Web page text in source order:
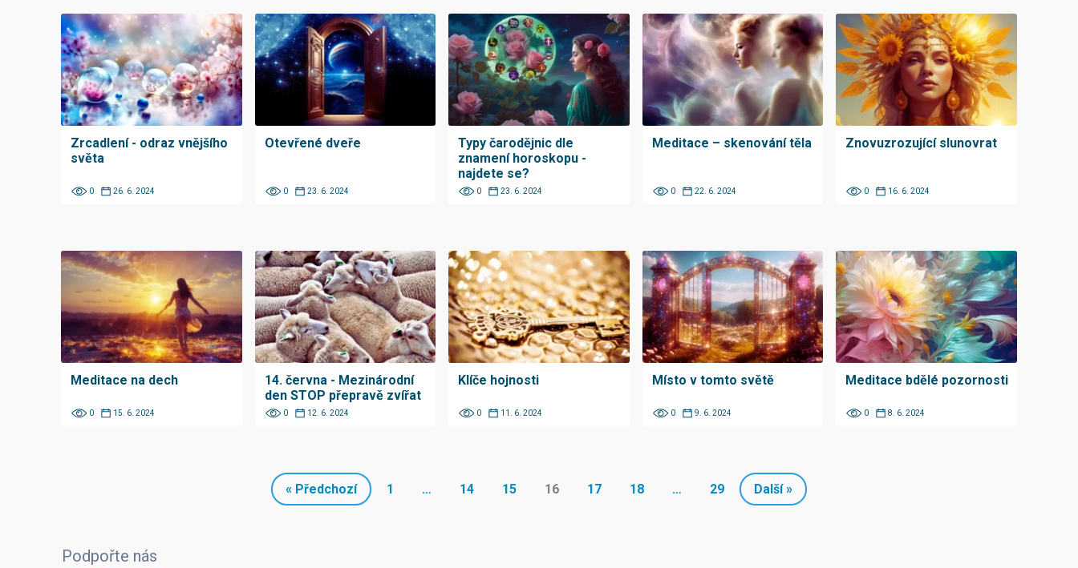
Zrcadlení - odraz vnějšího
světa
0 26. 6. 2024
Otevřené dveře
0 23. 6. 2024
Typy čarodějnic dle
znamení horoskopu -
najdete se?
0 23. 6. 2024
Meditace – skenování těla
0 22. 6. 2024
Znovuzrozující slunovrat
0 16. 6. 2024
Meditace na dech
0 15. 6. 2024
14. června - Mezinárodní
den STOP přepravě zvířat
0 12. 6. 2024
Klíče hojnosti
0 11. 6. 2024
Místo v tomto světě
0 9. 6. 2024
Meditace bdělé pozornosti
0 8. 6. 2024
« Předchozí 1 … 14 15 16 17 18 … 29 Další »
Podpořte nás